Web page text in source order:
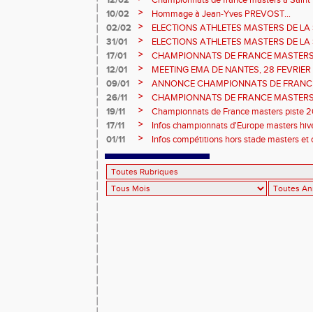
février 2026.
10/02 >
Hommage à Jean-Yves PREVOST...
02/02
>
ELECTIONS ATHLETES MASTERS DE
vote : athlètes femmes.
31/01 >
ELECTIONS ATHLETES MASTERS DE
17/01
>
CHAMPIONNATS DE FRANCE
informations sur les inscriptions et report
12/01 >
MEETING EMA DE NANTES, 28
09/01
>
ANNONCE CHAMPIONNATS DE
ÉPREUVES COMBINÉES ET ÉPREUVES
26/11 >
CHAMPIONNATS DE FRANCE
2026, site de l'organisation.
19/11 >
Championnats de France masters piste
17/11
>
Infos championnats d'Europe masters
01/11
> Infos compétitions hors stade masters et